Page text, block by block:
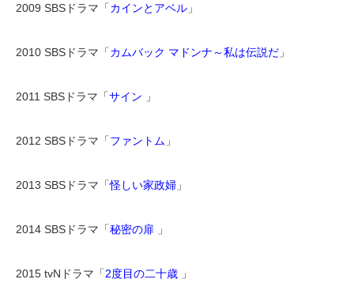
2009 SBSドラマ「カインとアベル 」
2010 SBSドラマ「カムバック マドンナ～私は伝説だ 」
2011 SBSドラマ「サイン 」
2012 SBSドラマ「ファントム 」
2013 SBSドラマ「怪しい家政婦 」
2014 SBSドラマ「秘密の扉 」
2015 tvNドラマ「2度目の二十歳 」